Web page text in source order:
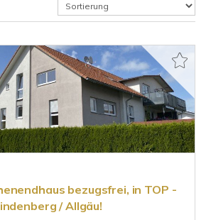
bezugsfrei, in TOP -
/ Allgäu!